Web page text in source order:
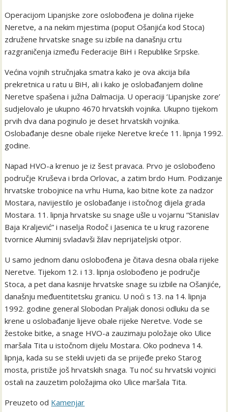
Operacijom Lipanjske zore oslobođena je dolina rijeke
Neretve, a na nekim mjestima (poput Ošanjića kod Stoca)
združene hrvatske snage su izbile na današnju crtu
razgraničenja između Federacije BiH i Republike Srpske.
Većina vojnih stručnjaka smatra kako je ova akcija bila
prekretnica u ratu u BiH, ali i kako je oslobađanjem doline
Neretve spašena i južna Dalmacija. U operaciji ‘Lipanjske zore’
sudjelovalo je ukupno 4670 hrvatskih vojnika. Ukupno tijekom
prvih dva dana poginulo je deset hrvatskih vojnika.
Oslobađanje desne obale rijeke Neretve kreće 11. lipnja 1992.
godine.
Napad HVO-a krenuo je iz šest pravaca. Prvo je oslobođeno
područje Kruševa i brda Orlovac, a zatim brdo Hum. Podizanje
hrvatske trobojnice na vrhu Huma, kao bitne kote za nadzor
Mostara, navijestilo je oslobađanje i istočnog dijela grada
Mostara. 11. lipnja hrvatske su snage ušle u vojarnu “Stanislav
Baja Kraljević” i naselja Rodoč i Jasenica te u krug razorene
tvornice Aluminij svladavši žilav neprijateljski otpor.
U samo jednom danu oslobođena je čitava desna obala rijeke
Neretve. Tijekom 12. i 13. lipnja oslobođeno je područje
Stoca, a pet dana kasnije hrvatske snage su izbile na Ošanjiće,
današnju međuentitetsku granicu. U noći s 13. na 14. lipnja
1992. godine general Slobodan Praljak donosi odluku da se
krene u oslobađanje lijeve obale rijeke Neretve. Vode se
žestoke bitke, a snage HVO-a zauzimaju položaje oko Ulice
maršala Tita u istočnom dijelu Mostara. Oko podneva 14.
lipnja, kada su se stekli uvjeti da se prijeđe preko Starog
mosta, pristiže još hrvatskih snaga. Tu noć su hrvatski vojnici
ostali na zauzetim položajima oko Ulice maršala Tita.
Preuzeto od Kamenjar